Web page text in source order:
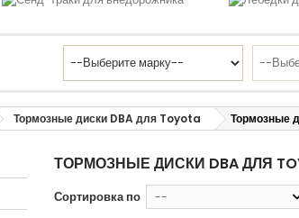
Тормозные диски DBA для Toyota Тормозные
ТОРМОЗНЫЕ ДИСКИ DBA ДЛЯ
Сортировка по --